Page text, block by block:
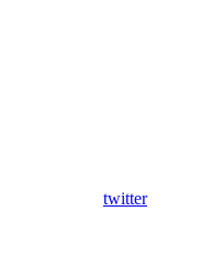
twitter